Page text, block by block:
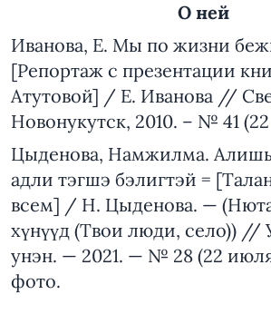
О ней
Иванова, Е. Мы по жизни
[Репортаж с презентации
Атутовой] / Е. Иванова //
Новонукутск, 2010. – № 41 (22
Цыденова, Намжилма.
адли тэгшэ бэлигтэй =
всем] / Н. Цыденова. —
хүнүүд (Твои люди, село)) //
унэн. — 2021. — № 28 (22
фото.